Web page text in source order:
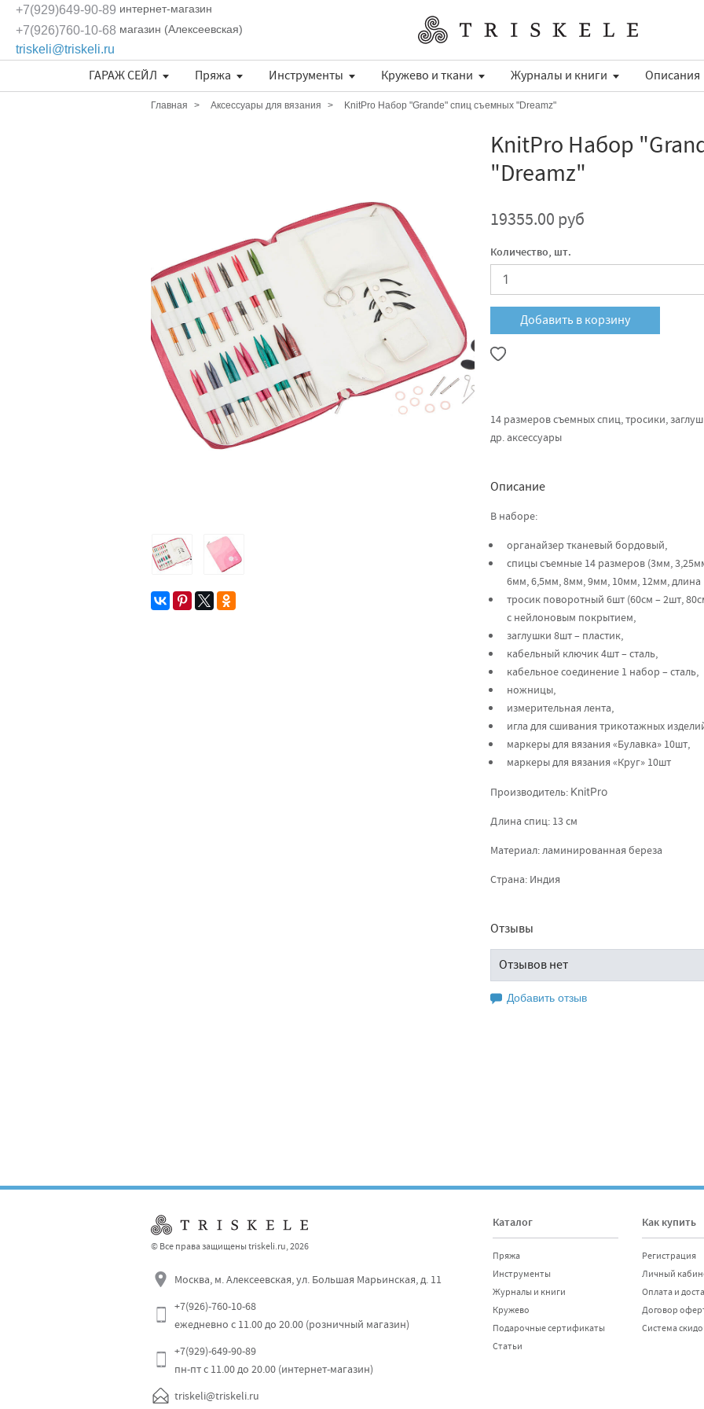
+7(929)649-90-89 интернет-магазин
+7(926)760-10-68 магазин (Алексеевская)
triskeli@triskeli.ru
ГАРАЖ СЕЙЛ Пряжа Инструменты Кружево и ткани Журналы и книги Описания
Главная Аксессуары для вязания KnitPro Набор "Grande" спиц съемных "Dreamz"
KnitPro Набор
"Dreamz"
19355.00 руб
Количество, шт.
Добавить в корзину
14 размеров съемных спиц, тросики,
др. аксессуары
Описание
В наборе:
органайзер тканевый бордовый,
спицы съемные 14 размеров (3мм,
6мм, 6,5мм, 8мм, 9мм, 10мм, 12мм, длина
тросик поворотный 6шт (60см – 2шт,
с нейлоновым покрытием,
заглушки 8шт – пластик,
кабельный ключик 4шт – сталь,
кабельное соединение 1 набор – сталь,
ножницы,
измерительная лента,
игла для сшивания трикотажных
маркеры для вязания «Булавка» 10шт,
маркеры для вязания «Круг» 10шт
Производитель: KnitPro
Длина спиц: 13 см
Материал: ламинированная береза
Страна: Индия
Отзывы
Отзывов нет
Добавить отзыв
© Все права защищены triskeli.ru, 2026
Москва, м. Алексеевская, ул. Большая Марьинская, д. 11
+7(926)-760-10-68
ежедневно с 11.00 до 20.00 (розничный магазин)
+7(929)-649-90-89
пн-пт с 11.00 до 20.00 (интернет-магазин)
triskeli@triskeli.ru
Каталог
Пряжа
Инструменты
Журналы и книги
Кружево
Подарочные сертификаты
Статьи
Как купить
Регистрация
Личный
Оплата и
Договор
Система